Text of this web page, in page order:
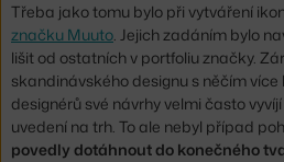
Třeba jako tomu bylo při vytváření
značku Muuto. Jejich zadáním bylo
lišit od ostatních v portfoliu značky.
skandinávského designu s něčím
designérů své návrhy velmi často
uvedení na trh. To ale nebyl případ
povedly dotáhnout do konečného